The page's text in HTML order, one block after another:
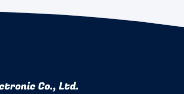
Co., Ltd.